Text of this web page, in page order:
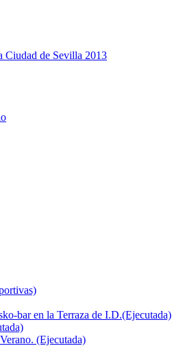
Ciudad de Sevilla 2013
bar en la Terraza de I.D.(Ejecutada)
(Ejecutada)